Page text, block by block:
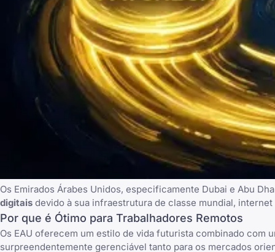
Os Emirados Árabes Unidos, especificamente Dubai e Abu
digitais devido à sua infraestrutura de classe mundial,
Por que é Ótimo para Trabalhadores Remotos
Os EAU oferecem um estilo de vida futurista combinado com
surpreendentemente gerenciável tanto para os mercados